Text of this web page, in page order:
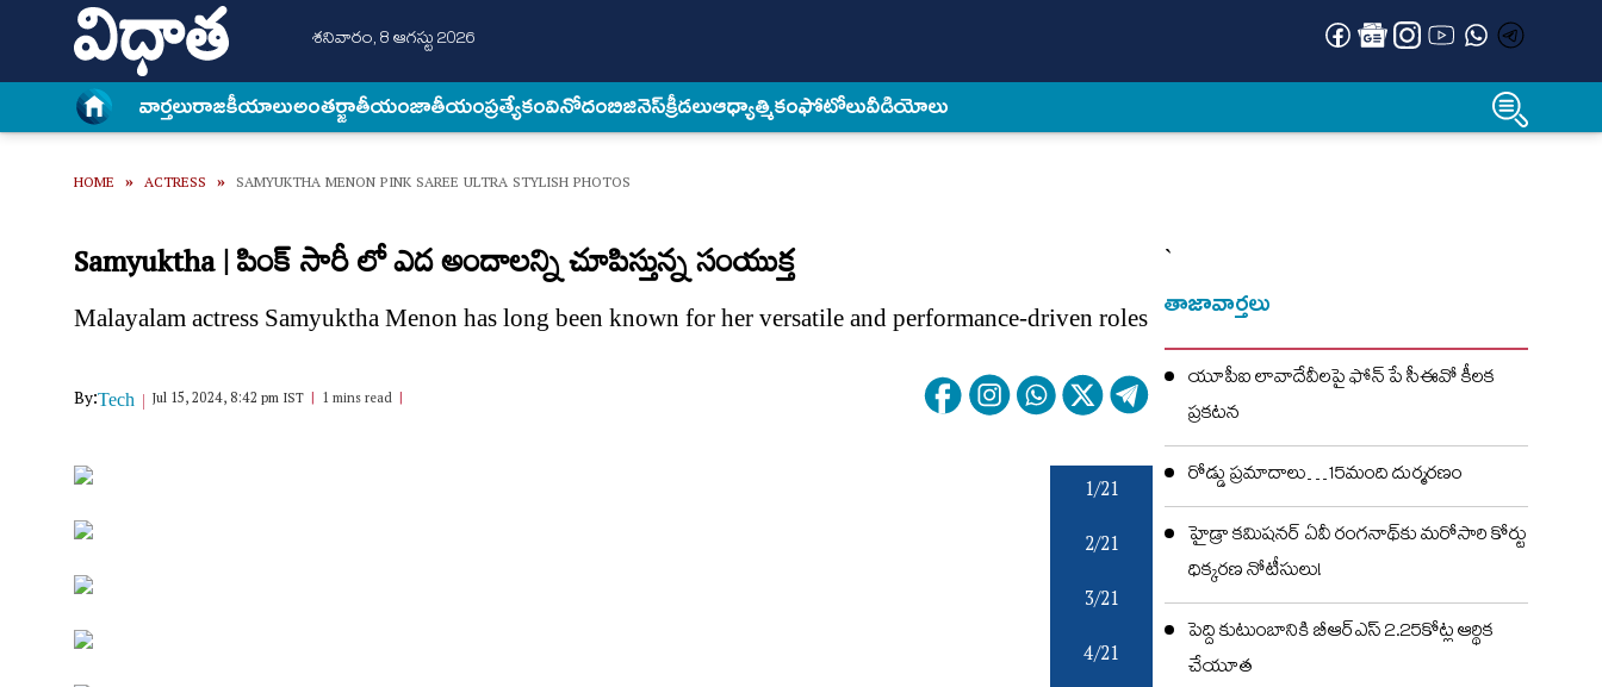
శనివారం, 8 ఆగస్టు 2026
వార్త‌లురాజకీయాలుఅంత‌ర్జాతీయంజాతీయంప్రత్యేకంవినోదంబిజినెస్క్రీడలుఆధ్యాత్మికంఫోటోలువీడియోలు
HOME » ACTRESS » SAMYUKTHA MENON PINK SAREE ULTRA STYLISH PHOTOS
Samyuktha | పింక్ సారీ లో ఎద అందాలన్ని చూపిస్తున్న సంయుక్త
Malayalam actress Samyuktha Menon has long been known for her versatile and performance-driven roles
By:Tech Jul 15, 2024, 8:42 pm IST 1 mins read
1/21
2/21
3/21
4/21
`
తాజావార్తలు
యూపీఐ లావాదేవీలపై ఫోన్ పే సీఈవో కీలక
ప్రకటన
రోడ్డు ప్రమాదాలు…15మంది దుర్మరణం
హైడ్రా కమిషనర్ ఏవీ రంగనాథ్‌కు మరోసారి కోర్టు
ధిక్కరణ నోటీసులు!
పెద్ది కుటుంబానికి బీఆర్ఎస్ 2.25కోట్ల ఆర్థిక
చేయూత